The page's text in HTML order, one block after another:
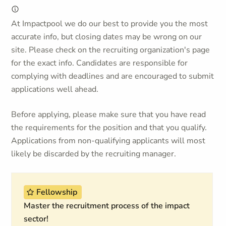
At Impactpool we do our best to provide you the most
accurate info, but closing dates may be wrong on our
site. Please check on the recruiting organization's page
for the exact info. Candidates are responsible for
complying with deadlines and are encouraged to submit
applications well ahead.
Before applying, please make sure that you have read
the requirements for the position and that you qualify.
Applications from non-qualifying applicants will most
likely be discarded by the recruiting manager.
Fellowship
Master the recruitment process of the impact
sector!